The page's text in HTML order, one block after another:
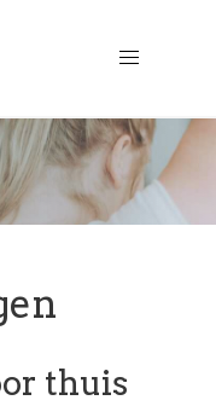
thuis